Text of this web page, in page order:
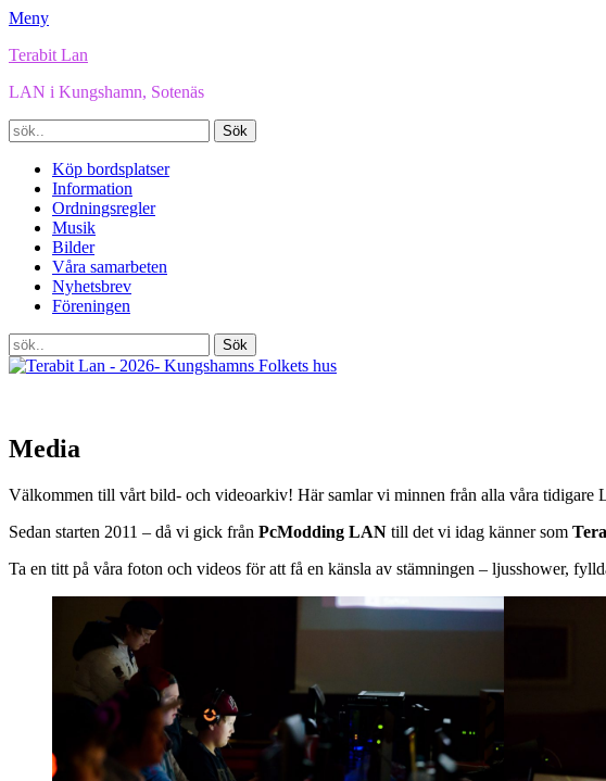
Meny
Terabit Lan
LAN i Kungshamn, Sotenäs
Sök
efter:
post
Primär
meny
Hoppa
innehåll
Köp bordsplatser
Information
Ordningsregler
Musik
Bilder
Våra samarbeten
Nyhetsbrev
Föreningen
Sök
Sök
efter:
Media
Välkommen till vårt bild- och videoarkiv! Här samlar vi minnen från alla våra tidigare
Sedan starten 2011 – då vi gick från PcModding LAN till det vi idag känner som
Ta en titt på våra foton och videos för att få en känsla av stämningen – ljusshower,